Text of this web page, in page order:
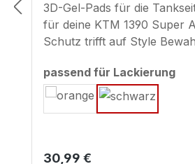
3D-Gel-Pads für die
für deine KTM 1390 Super
Schutz trifft auf Style
maßgeschneiderten 3D-Gel-
Seitentankpads. Sie
empfindlichen Lackflächen effektiv vor
Reißverschlüsse oder
passend für Lackierung
Regulärer Preis:
30,99 €